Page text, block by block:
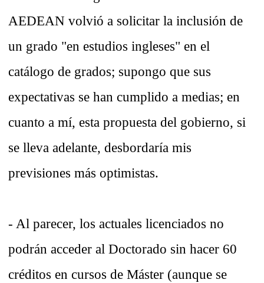
AEDEAN volvió a solicitar la inclusión de
un grado "en estudios ingleses" en el
catálogo de grados; supongo que sus
expectativas se han cumplido a medias; en
cuanto a mí, esta propuesta del gobierno, si
se lleva adelante, desbordaría mis
previsiones más optimistas.
- Al parecer, los actuales licenciados no
podrán acceder al Doctorado sin hacer 60
créditos en cursos de Máster (aunque se